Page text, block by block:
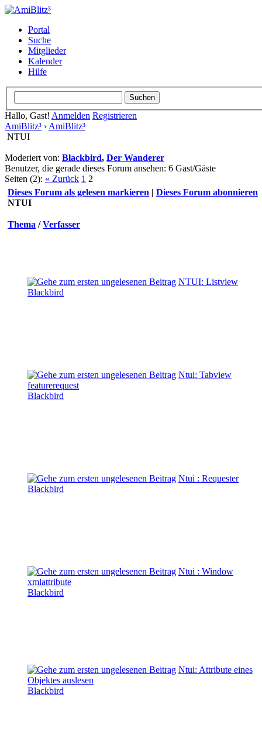
Portal
Suche
Mitglieder
Kalender
Hilfe
Hallo, Gast! Anmelden Registrieren
AmiBlitz³ › AmiBlitz³
NTUI
Moderiert von: Blackbird, Der Wanderer
Benutzer, die gerade dieses Forum ansehen: 6 Gast/Gäste
Seiten (2): « Zurück 1 2
Dieses Forum als gelesen markieren | Dieses Forum abonnieren
NTUI
Thema /Verfasser
NTUI: Listview
Blackbird
Ntui: Tabview
featurerequest
Blackbird
Ntui : Requester
Blackbird
Ntui : Window
xmlattribute
Blackbird
Ntui: Attribute eines
Objektes auslesen
Blackbird